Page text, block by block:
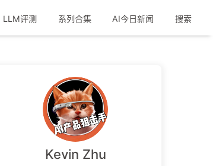
LLM评测 系列合集 AI今日新闻 搜索
Kevin Zhu